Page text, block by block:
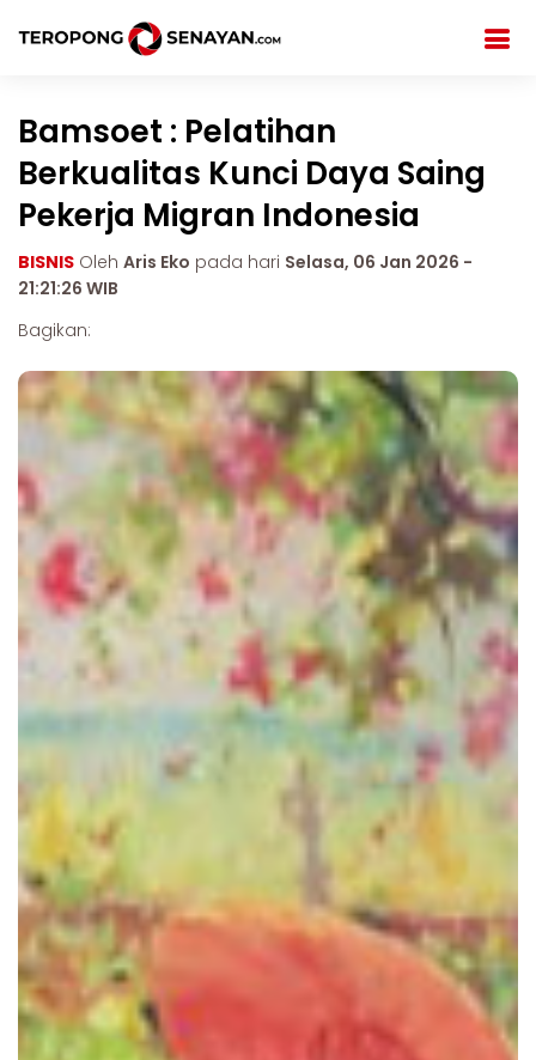
Bamsoet : Pelatihan
Berkualitas Kunci Daya Saing
Pekerja Migran Indonesia
BISNIS Oleh Aris Eko pada hari Selasa, 06 Jan 2026 -
21:21:26 WIB
Bagikan: